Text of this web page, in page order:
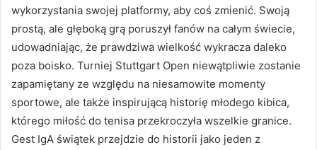
wykorzystania swojej platformy, aby coś zmienić. Swoją
prostą, ale głęboką grą poruszył fanów na całym świecie,
udowadniając, że prawdziwa wielkość wykracza daleko
poza boisko. Turniej Stuttgart Open niewątpliwie zostanie
zapamiętany ze względu na niesamowite momenty
sportowe, ale także inspirującą historię młodego kibica,
którego miłość do tenisa przekroczyła wszelkie granice.
Gest IgA świątek przejdzie do historii jako jeden z